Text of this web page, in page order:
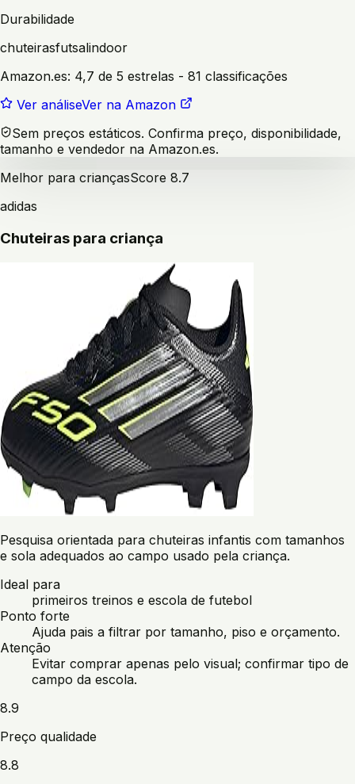
Durabilidade
chuteirasfutsalindoor
Amazon.es: 4,7 de 5 estrelas - 81 classificações
Ver análiseVer na Amazon
Sem preços estáticos. Confirma preço, disponibilidade,
tamanho e vendedor na Amazon.es.
Melhor para criançasScore 8.7
adidas
Chuteiras para criança
Pesquisa orientada para chuteiras infantis com tamanhos
e sola adequados ao campo usado pela criança.
Ideal para
primeiros treinos e escola de futebol
Ponto forte
Ajuda pais a filtrar por tamanho, piso e orçamento.
Atenção
Evitar comprar apenas pelo visual; confirmar tipo de
campo da escola.
8.9
Preço qualidade
8.8